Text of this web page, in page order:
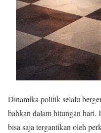
Dinamika politik selalu
bahkan dalam hitungan hari.
bisa saja tergantikan oleh